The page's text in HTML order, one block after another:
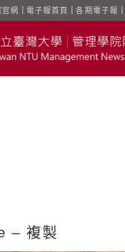
官網 電子報首頁 ｜各期電子報
– 複製